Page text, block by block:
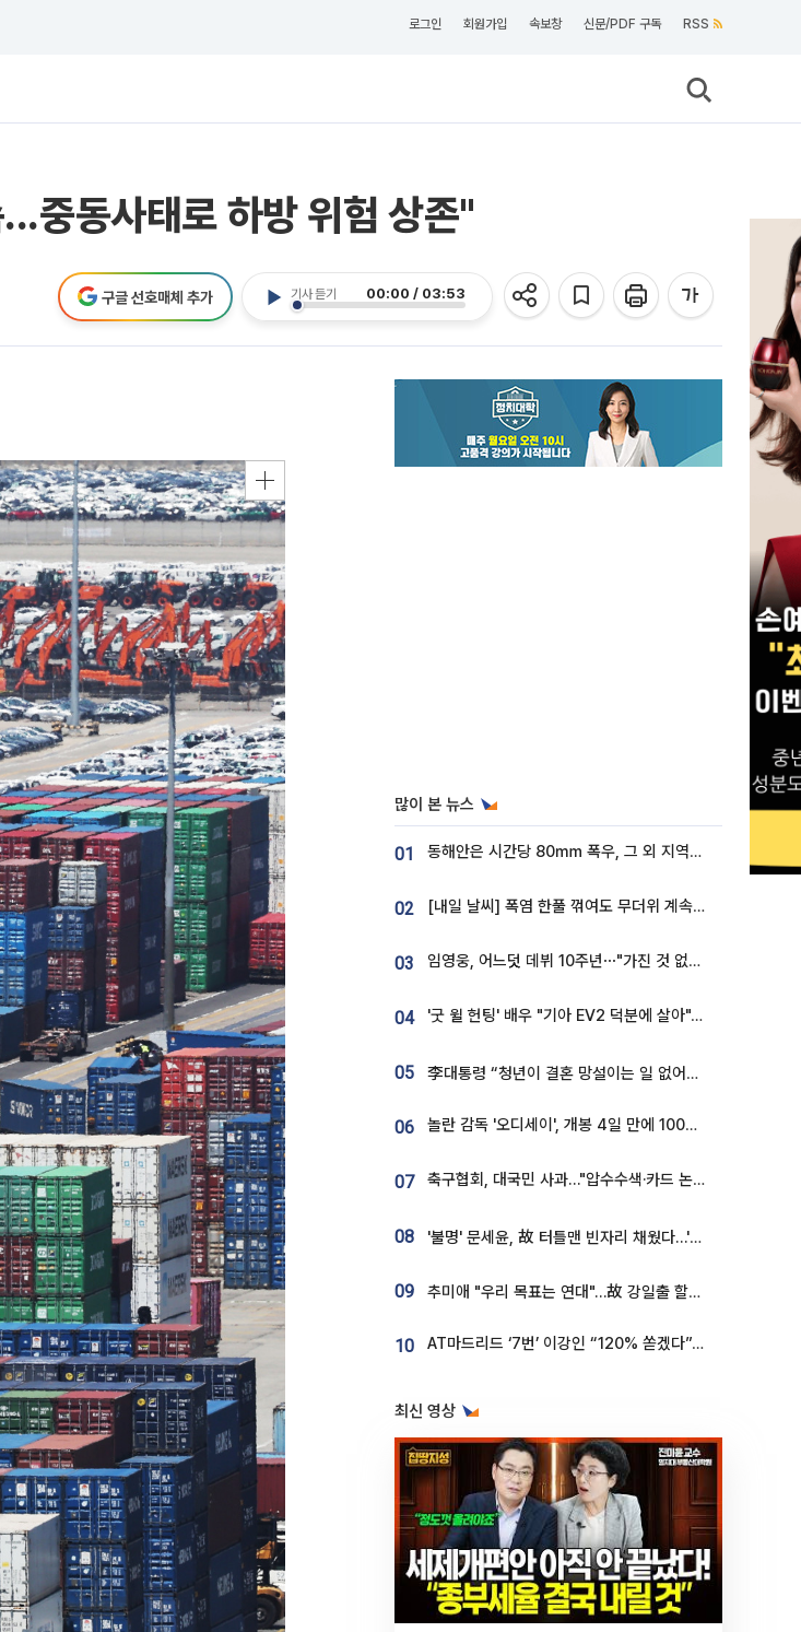
로그인 회원가입 속보창 신문/PDF 구독 RSS
중동사태로 하방 위험 상존"
기사 듣기 00:00 / 03:53
구글 선호매체 추가
많이 본 뉴스
01 동해안은 시간당 80㎜ 폭우, 그 외 지역은 폭염…‘극과 극 날씨’
02 [내일 날씨] 폭염 한풀 꺾여도 무더위 계속⋯동해안 이틀 연속 비
03 임영웅, 어느덧 데뷔 10주년⋯"가진 것 없던 시절, 내 앞엔 20명의 팬뿐"
04 '굿 윌 헌팅' 배우 "기아 EV2 덕분에 살아"…교통사고 후 안전성 극찬
05 李대통령 “청년이 결혼 망설이는 일 없어야...제도상 불이익 조사”
06 놀란 감독 '오디세이', 개봉 4일 만에 100만 돌파⋯'왕사남' 보다 빠르다
07 축구협회, 대국민 사과…"압수수색·카드 논란 사죄, 강도 높은 쇄신"
08 '불명' 문세윤, 故 터틀맨 빈자리 채웠다…'거북이' 눈물의 최종 우승
09 추미애 "우리 목표는 연대"…故 강일출 할머니 흉상 제막
10 AT마드리드 ‘7번’ 이강인 “120% 쏟겠다”⋯시메오네 감독 “필요한 선수”
최신 영상